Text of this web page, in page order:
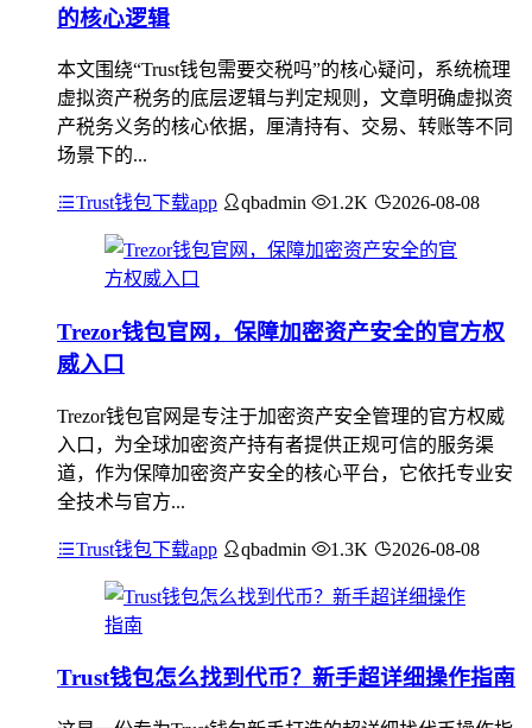
的核心逻辑
本文围绕“Trust钱包需要交税吗”的核心疑问，系统梳理
虚拟资产税务的底层逻辑与判定规则，文章明确虚拟资
产税务义务的核心依据，厘清持有、交易、转账等不同
场景下的...
Trust钱包下载app qbadmin 1.2K 2026-08-08
Trezor钱包官网，保障加密资产安全的官方权
威入口
Trezor钱包官网是专注于加密资产安全管理的官方权威
入口，为全球加密资产持有者提供正规可信的服务渠
道，作为保障加密资产安全的核心平台，它依托专业安
全技术与官方...
Trust钱包下载app qbadmin 1.3K 2026-08-08
Trust钱包怎么找到代币？新手超详细操作指南